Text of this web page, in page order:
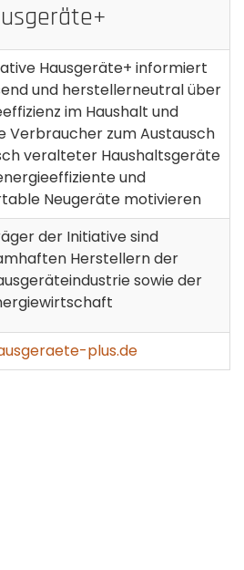
Hausgeräte+ informiert
und herstellerneutral über
im Haushalt und
Verbraucher zum Austausch
veralteter Haushaltsgeräte
und
Neugeräte motivieren
der Initiative sind
Herstellern der
sowie der
plus.de